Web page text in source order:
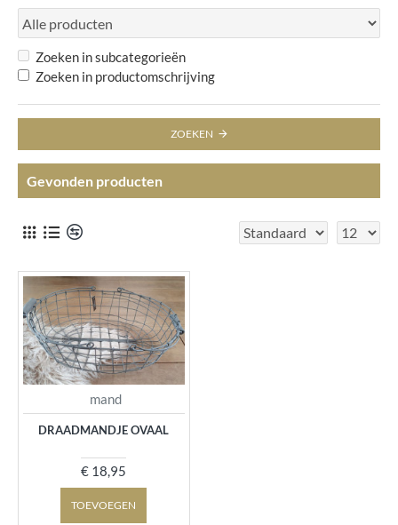
Zoeken in subcategorieën
Zoeken in productomschrijving
ZOEKEN
Gevonden producten
mand
DRAADMANDJE OVAAL
€ 18,95
TOEVOEGEN